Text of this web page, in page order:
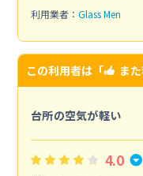
利用業者： Glass Men
この利用者は「 ま
台所の空気が軽い
4.0